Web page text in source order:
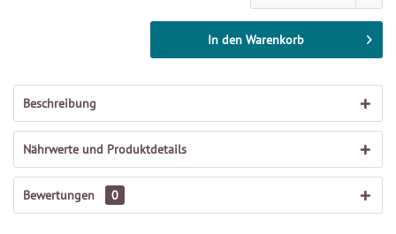
In den Warenkorb
Beschreibung
Nährwerte und Produktdetails
Bewertungen 0